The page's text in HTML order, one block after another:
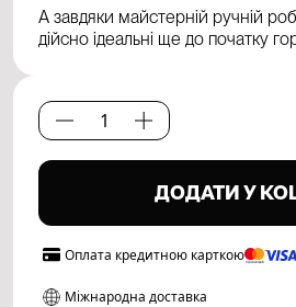
А завдяки майстерній ручній
дійсно ідеальні ще до початку
Path
Set.
кількість
ДОДАТИ У
Оплата кредитною карткою
Міжнародна доставка